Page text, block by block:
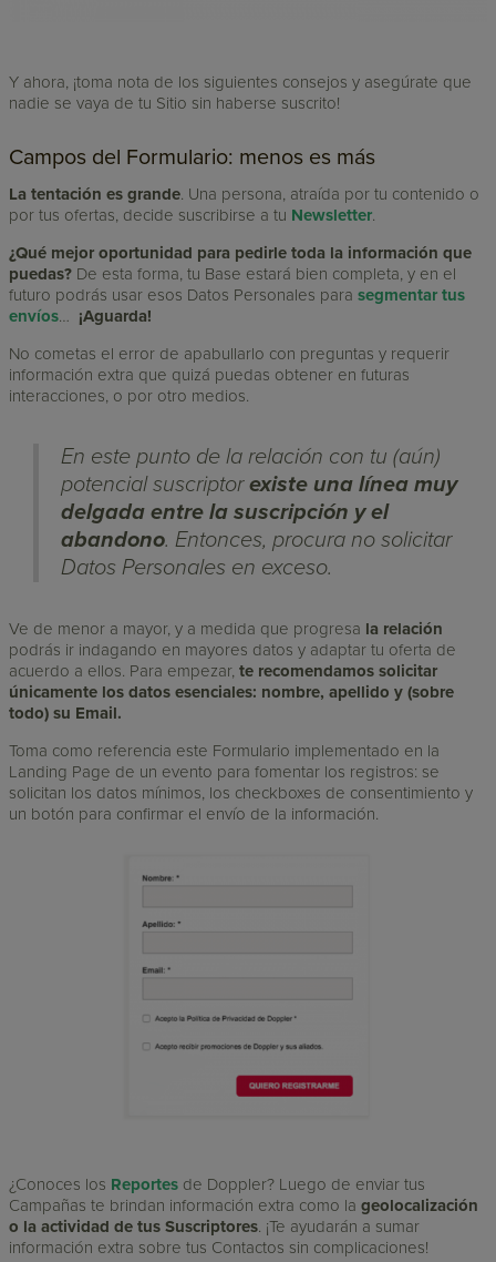
Y ahora, ¡toma nota de los siguientes consejos y asegúrate que
nadie se vaya de tu Sitio sin haberse suscrito!
Campos del Formulario: menos es más
La tentación es grande. Una persona, atraída por tu contenido o
por tus ofertas, decide suscribirse a tu Newsletter.
¿Qué mejor oportunidad para pedirle toda la información que
puedas? De esta forma, tu Base estará bien completa, y en el
futuro podrás usar esos Datos Personales parasegmentar tus
envíos… ¡Aguarda!
No cometas el error de apabullarlo con preguntas y requerir
información extra que quizá puedas obtener en futuras
interacciones, o por otro medios.
En este punto de la relación con tu (aún)
potencial suscriptorexiste una línea muy
delgada entre la suscripción y el
abandono. Entonces, procura no solicitar
Datos Personales en exceso.
Ve de menor a mayor, y a medida que progresa la relación
podrás ir indagando en mayores datos y adaptar tu oferta de
acuerdo a ellos. Para empezar,te recomendamos solicitar
únicamente los datos esenciales: nombre, apellido y (sobre
todo) su Email.
Toma como referencia este Formulario implementado en la
Landing Page de un evento para fomentar los registros: se
solicitan los datos mínimos, los checkboxes de consentimiento y
un botón para confirmar el envío de la información.
¿Conoces los Reportes de Doppler? Luego de enviar tus
Campañas te brindan información extra como lageolocalización
o la actividad de tus Suscriptores. ¡Te ayudarán a sumar
información extra sobre tus Contactos sin complicaciones!